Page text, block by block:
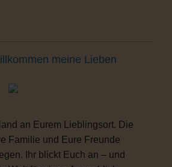
meine Lieben
an Eurem Lieblingsort. Die
Familie und Eure Freunde
Ihr blickt Euch an – und